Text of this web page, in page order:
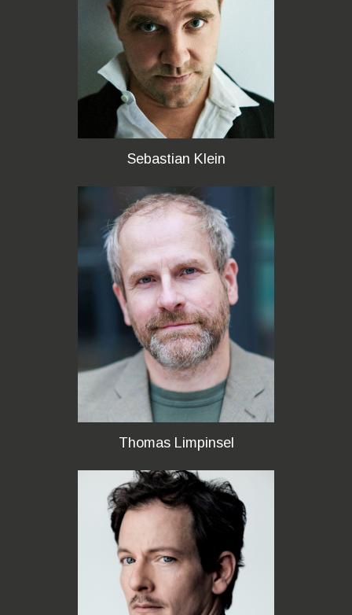
Sebastian Klein
Thomas Limpinsel